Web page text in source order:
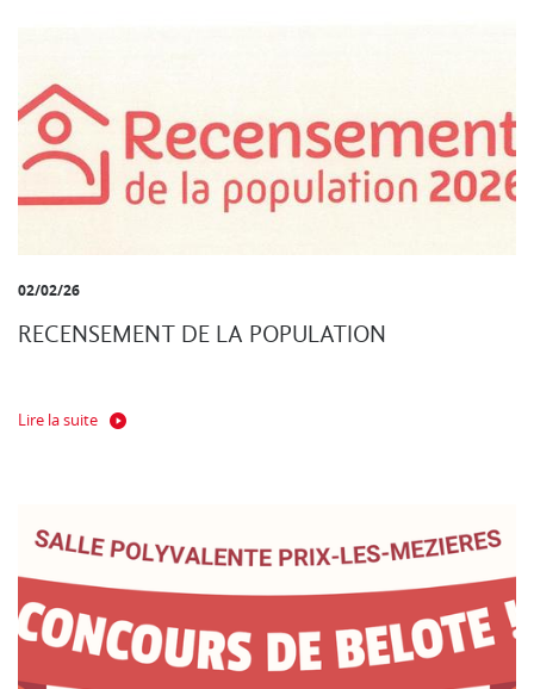
02/02/26
RECENSEMENT DE LA POPULATION
Lire la suite